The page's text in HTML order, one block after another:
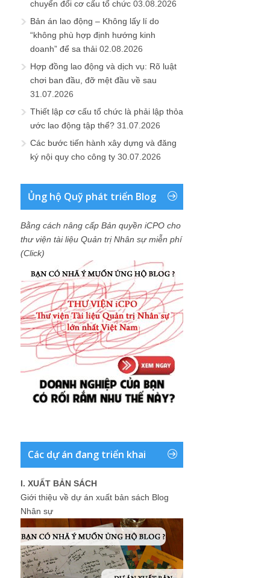
chuyển đổi cơ cấu tổ chức 03.08.2026
Bản án lao động – Không lấy lí do
“không phù hợp định hướng kinh
doanh” để sa thải 02.08.2026
Hợp đồng lao động và dịch vụ: Rõ luật
chơi ban đầu, đỡ mệt đầu về sau
31.07.2026
Thiết lập cơ cấu tổ chức là phải lập thỏa
ước lao động tập thể? 31.07.2026
Các bước tiến hành xây dựng và đăng
ký nội quy cho công ty 30.07.2026
Ủng hộ Quỹ phát triển Blog
Bằng cách nâng cấp Bản quyền iCPO cho
thư viện tài liệu Quản trị Nhân sự miễn phí
(Click)
Các dự án đang triển khai
I. XUẤT BẢN SÁCH
Giới thiệu về dự án xuất bản sách Blog
Nhân sự